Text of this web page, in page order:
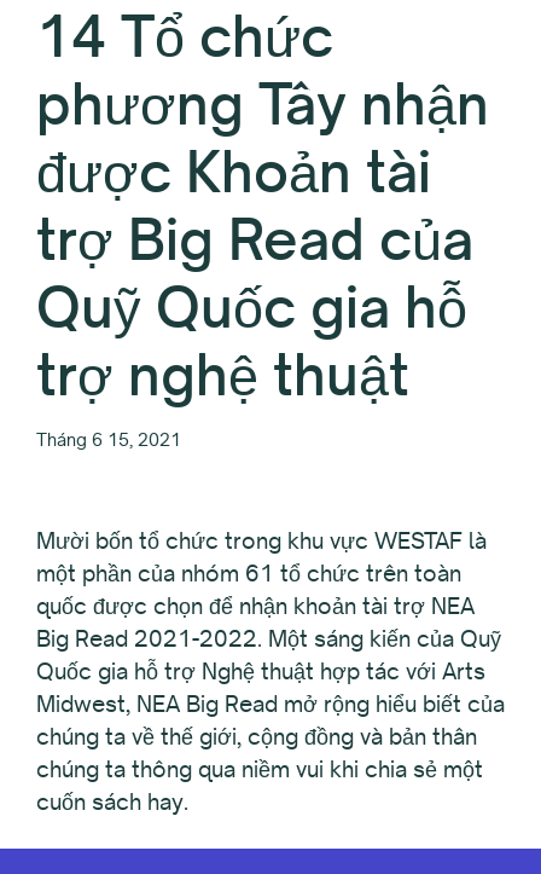
14 Tổ chức
phương Tây nhận
được Khoản tài
trợ Big Read của
Quỹ Quốc gia hỗ
trợ nghệ thuật
Tháng 6 15, 2021
Mười bốn tổ chức trong khu vực WESTAF là
một phần của nhóm 61 tổ chức trên toàn
quốc được chọn để nhận khoản tài trợ NEA
Big Read 2021-2022. Một sáng kiến của Quỹ
Quốc gia hỗ trợ Nghệ thuật hợp tác với Arts
Midwest, NEA Big Read mở rộng hiểu biết của
chúng ta về thế giới, cộng đồng và bản thân
chúng ta thông qua niềm vui khi chia sẻ một
cuốn sách hay.